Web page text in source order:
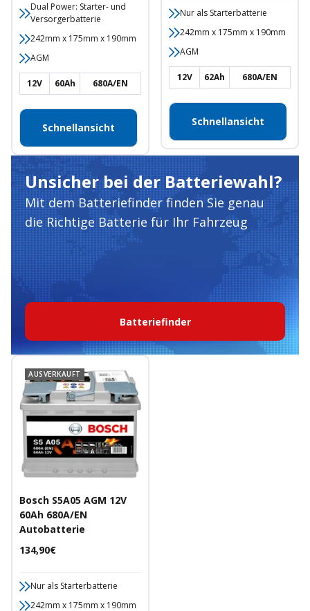
Dual Power: Starter- und
Versorgerbatterie
242mm x 175mm x 190mm
AGM
12V 60Ah 680A/EN
Schnellansicht
Nur als Starterbatterie
242mm x 175mm x 190mm
AGM
12V 62Ah 680A/EN
Schnellansicht
Unsicher bei der Batteriewahl?
Mit dem Batteriefinder finden Sie genau
die Richtige Batterie für Ihr Fahrzeug
Batteriefinder
AUSVERKAUFT
Bosch S5A05 AGM 12V
60Ah 680A/EN
Autobatterie
Angebotspreis
134,90€
Nur als Starterbatterie
242mm x 175mm x 190mm